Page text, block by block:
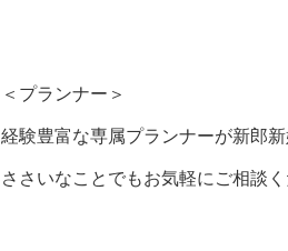
＜プランナー＞
経験豊富な専属プランナーが新郎
ささいなことでもお気軽にご相談く